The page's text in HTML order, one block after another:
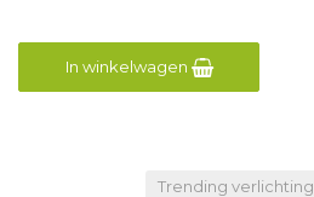
In winkelwagen
Trending verlichting